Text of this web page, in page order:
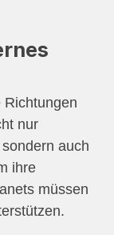
Richtungen
nur
auch
ihre
müssen